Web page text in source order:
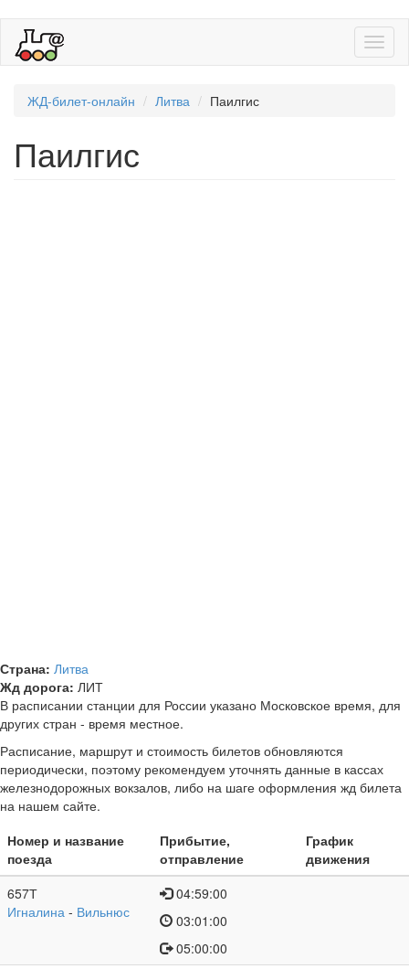
ЖД-билет-онлайн Литва Паилгис
Паилгис
Страна: Литва
Жд дорога: ЛИТ
В расписании станции для России указано Московское время, для
других стран - время местное.
Расписание, маршрут и стоимость билетов обновляются
периодически, поэтому рекомендуем уточнять данные в кассах
железнодорожных вокзалов, либо на шаге оформления жд билета
на нашем сайте.
Номер и название
поезда
Прибытие,
отправление
График
движения
657Т
Игналина - Вильнюс
04:59:00
03:01:00
05:00:00